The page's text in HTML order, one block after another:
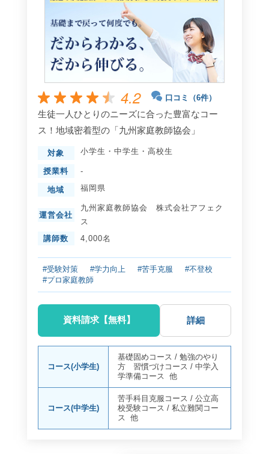
4.2 口コミ（6件）
生徒一人ひとりのニーズに合った豊富なコー
ス！地域密着型の「九州家庭教師協会」
対象 小学生 ・ 中学生 ・ 高校生
授業料 -
地域 福岡県
運営会社
九州家庭教師協会 株式会社アフェク
ス
講師数
4,000名
#受験対策 #学力向上 #苦手克服
#不登校
#プロ家庭教師
資料請求【無料】 詳細
コース(小学生)
基礎固めコース /勉強のやり
方 習慣づけコース /中学入
学準備コース 他
コース(中学生)
苦手科目克服コース /公立高
校受験コース /私立難関コー
ス 他